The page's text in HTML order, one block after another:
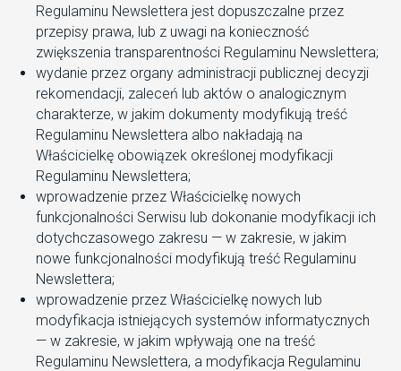
Regulaminu Newslettera jest dopuszczalne przez
przepisy prawa, lub z uwagi na konieczność
zwiększenia transparentności Regulaminu Newslettera;
wydanie przez organy administracji publicznej decyzji
rekomendacji, zaleceń lub aktów o analogicznym
charakterze, w jakim dokumenty modyfikują treść
Regulaminu Newslettera albo nakładają na
Właścicielkę obowiązek określonej modyfikacji
Regulaminu Newslettera;
wprowadzenie przez Właścicielkę nowych
funkcjonalności Serwisu lub dokonanie modyfikacji ich
dotychczasowego zakresu — w zakresie, w jakim
nowe funkcjonalności modyfikują treść Regulaminu
Newslettera;
wprowadzenie przez Właścicielkę nowych lub
modyfikacja istniejących systemów informatycznych
— w zakresie, w jakim wpływają one na treść
Regulaminu Newslettera, a modyfikacja Regulaminu